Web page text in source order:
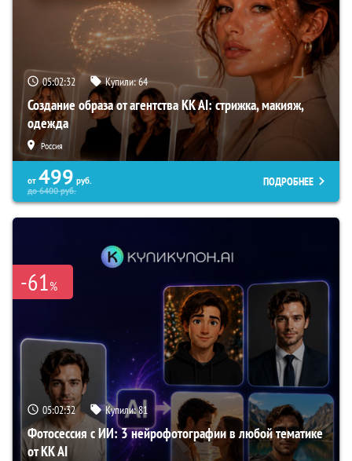
05:02:31 Купили:64
Создание образа от агентства KK AI: стрижка, макияж,
одежда
Россия
от 499 руб.
до6400руб.
ПОДРОБНЕЕ
-61%
05:02:31 Купили:81
Фотосессия с ИИ: 3 нейрофотографии в любой тематике
от KK AI